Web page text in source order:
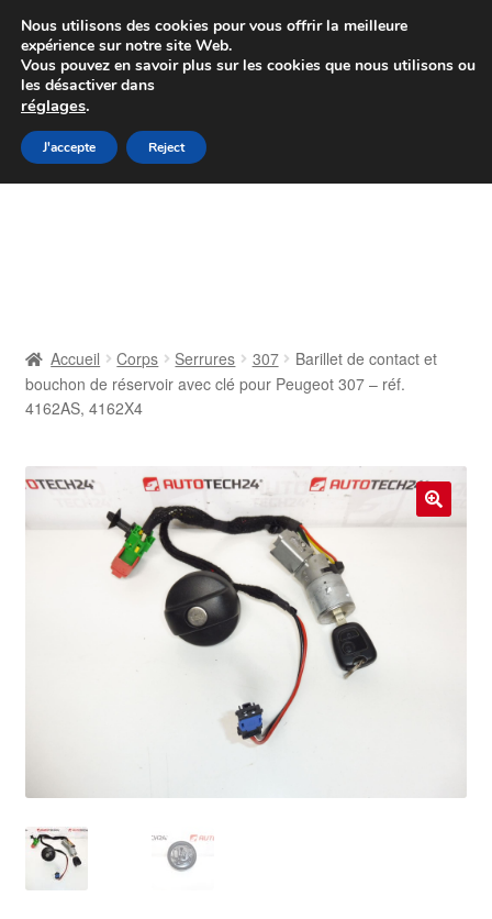
Colissimo livraison à partir de 7 EUR
Du lundi au vendredi de 9 h à 16 h
Aller
à
Aller
au
Contact
Livraison internationale
Mon compte
Politique de confidentialité
Procédure de Réclamation
Accueil Corps Serrures 307
Barillet de contact et
bouchon de réservoir avec clé pour Peugeot 307 – réf.
4162AS, 4162X4
Nous utilisons des cookies pour vous offrir la meilleure
expérience sur notre site Web.
Vous pouvez en savoir plus sur les cookies que nous utilisons ou
les désactiver dans
réglages.
J'accepte Reject